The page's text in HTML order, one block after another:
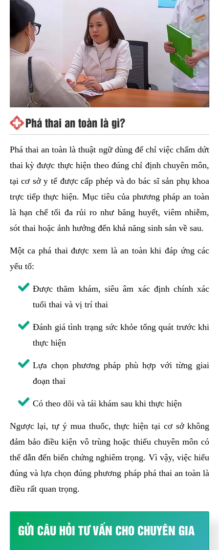
Phá thai an toàn là gì?
Phá thai an toàn là thuật ngữ dùng để chỉ việc chấm dứt
thai kỳ được thực hiện theo đúng chỉ định chuyên môn,
tại cơ sở y tế được cấp phép và do bác sĩ sản phụ khoa
trực tiếp thực hiện. Mục tiêu của phương pháp an toàn
là hạn chế tối đa rủi ro như băng huyết, viêm nhiễm,
sót thai hoặc ảnh hưởng đến khả năng sinh sản về sau.
Một ca phá thai được xem là an toàn khi đáp ứng các
yếu tố:
Được thăm khám, siêu âm xác định chính xác
tuổi thai và vị trí thai
Đánh giá tình trạng sức khỏe tổng quát trước khi
thực hiện
Lựa chọn phương pháp phù hợp với từng giai
đoạn thai
Có theo dõi và tái khám sau khi thực hiện
Ngược lại, tự ý mua thuốc, thực hiện tại cơ sở không
đảm bảo điều kiện vô trùng hoặc thiếu chuyên môn có
thể dẫn đến biến chứng nghiêm trọng. Vì vậy, việc hiểu
đúng và lựa chọn đúng phương pháp phá thai an toàn là
điều rất quan trọng.
GỬI CÂU HỎI TƯ VẤN CHO CHUYÊN GIA